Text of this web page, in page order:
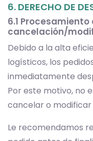
6. DERECHO DE
6.1
cancelación/
Debido a la alta
logísticos, los
inmediatamente
Por este motivo, no
cancelar o modificar
Le recomendamos